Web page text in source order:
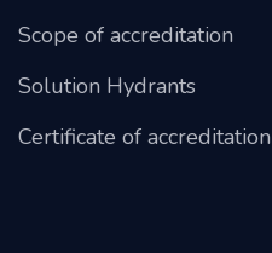
Scope of accreditation
Solution Hydrants
Certificate of accreditation